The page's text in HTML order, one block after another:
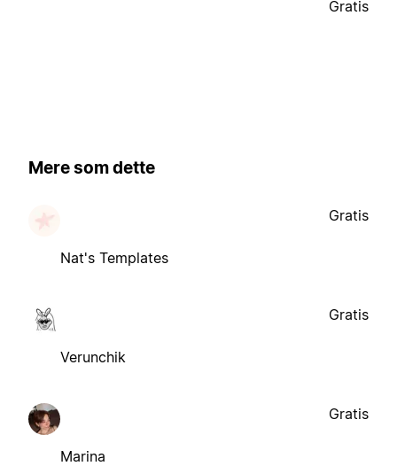
Gratis
Mere som dette
Nat's Templates
Gratis
Verunchik
Gratis
Marina
Gratis